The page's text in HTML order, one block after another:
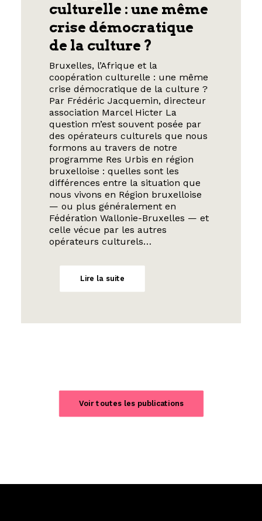
culturelle : une même
crise démocratique
de la culture ?
Bruxelles, l’Afrique et la
coopération culturelle : une même
crise démocratique de la culture ?
Par Frédéric Jacquemin, directeur
association Marcel Hicter La
question m’est souvent posée par
des opérateurs culturels que nous
formons au travers de notre
programme Res Urbis en région
bruxelloise : quelles sont les
différences entre la situation que
nous vivons en Région bruxelloise
— ou plus généralement en
Fédération Wallonie-Bruxelles — et
celle vécue par les autres
opérateurs culturels…
Lire la suite
Voir toutes les publications